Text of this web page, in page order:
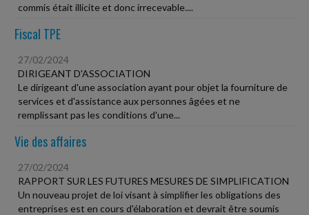
commis était illicite et donc irrecevable....
Fiscal TPE
27/02/2024
DIRIGEANT D'ASSOCIATION
Le dirigeant d'une association ayant pour objet la fourniture de
services et d'assistance aux personnes âgées et ne
remplissant pas les conditions d'une...
Vie des affaires
27/02/2024
RAPPORT SUR LES FUTURES MESURES DE SIMPLIFICATION
Un nouveau projet de loi visant à simplifier les obligations des
entreprises est en cours d'élaboration et devrait être soumis